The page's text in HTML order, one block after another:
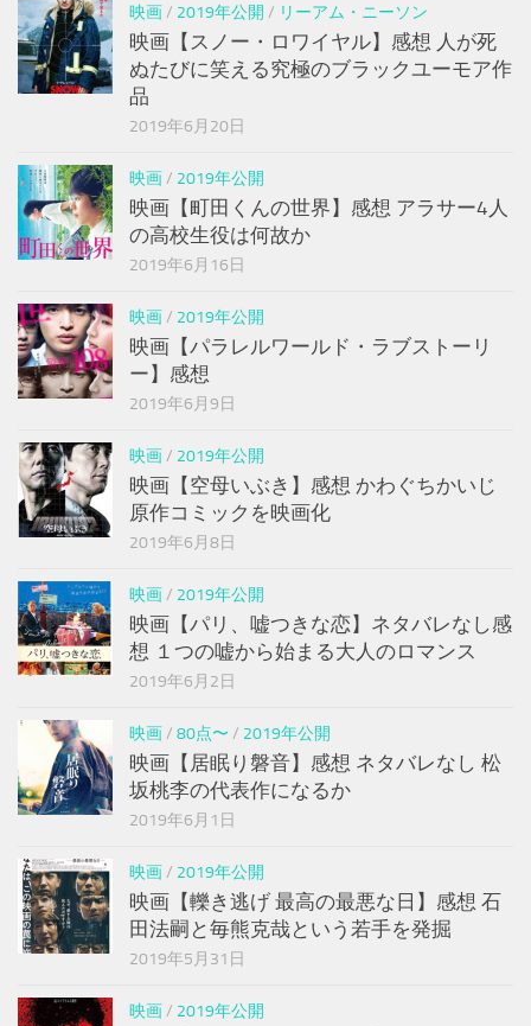
映画/ 2019年公開 / リーアム・ニーソン
映画【スノー・ロワイヤル】感想 人が死
ぬたびに笑える究極のブラックユーモア作
品
2019年6月20日
映画/ 2019年公開
映画【町田くんの世界】感想 アラサー4人
の高校生役は何故か
2019年6月16日
映画/ 2019年公開
映画【パラレルワールド・ラブストーリ
ー】感想
2019年6月9日
映画/ 2019年公開
映画【空母いぶき】感想 かわぐちかいじ
原作コミックを映画化
2019年6月8日
映画/ 2019年公開
映画【パリ、嘘つきな恋】ネタバレなし感
想 １つの嘘から始まる大人のロマンス
2019年6月2日
映画/ 80点〜 / 2019年公開
映画【居眠り磐音】感想 ネタバレなし 松
坂桃李の代表作になるか
2019年6月1日
映画/ 2019年公開
映画【轢き逃げ 最高の最悪な日】感想 石
田法嗣と毎熊克哉という若手を発掘
2019年5月31日
映画/ 2019年公開